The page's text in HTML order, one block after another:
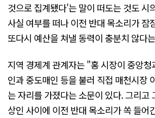
것으로 집계됐다'는 말이 떠도는 것도 시
사실 여부를 떠나 이전 반대 목소리가 잠
또다시 예산을 쳐낼 동력이 충분치 않다
지역 경제계 관계자는 "홍 시장이 중앙청
인과 중도매인 등을 불러 직접 매천시장
는 자리를 가졌다는 소문이 있다. 그리고
상인 사이에 이전 반대 목소리가 쏙 들어